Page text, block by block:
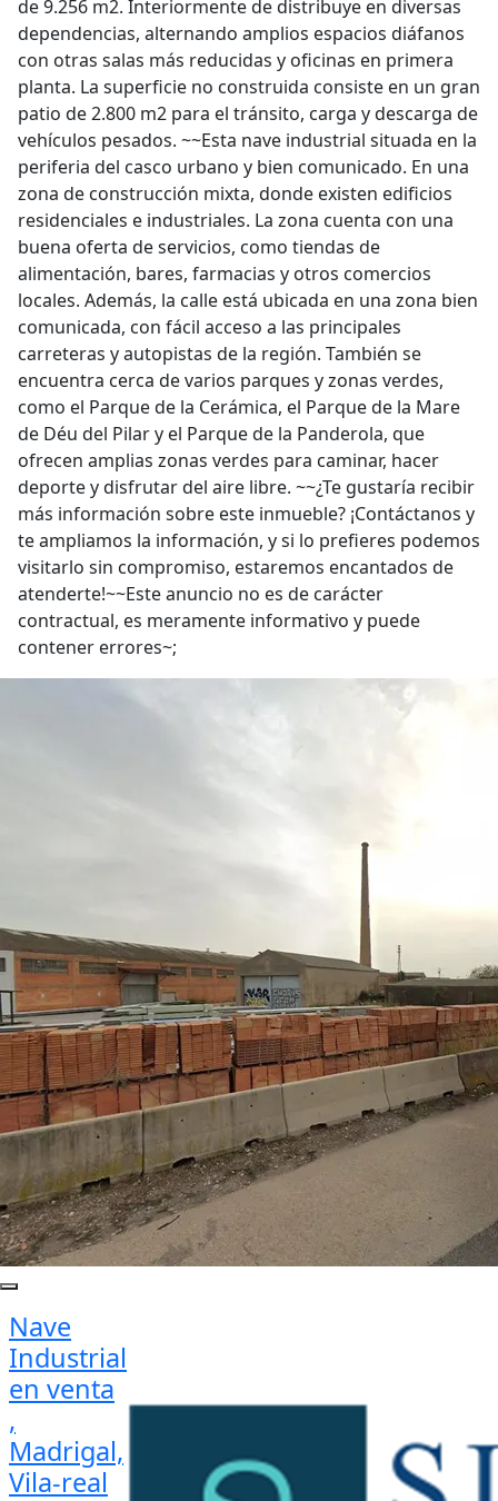
de 9.256 m2. Interiormente de distribuye en diversas
dependencias, alternando amplios espacios diáfanos
con otras salas más reducidas y oficinas en primera
planta. La superficie no construida consiste en un gran
patio de 2.800 m2 para el tránsito, carga y descarga de
vehículos pesados. ~~Esta nave industrial situada en la
periferia del casco urbano y bien comunicado. En una
zona de construcción mixta, donde existen edificios
residenciales e industriales. La zona cuenta con una
buena oferta de servicios, como tiendas de
alimentación, bares, farmacias y otros comercios
locales. Además, la calle está ubicada en una zona bien
comunicada, con fácil acceso a las principales
carreteras y autopistas de la región. También se
encuentra cerca de varios parques y zonas verdes,
como el Parque de la Cerámica, el Parque de la Mare
de Déu del Pilar y el Parque de la Panderola, que
ofrecen amplias zonas verdes para caminar, hacer
deporte y disfrutar del aire libre. ~~¿Te gustaría recibir
más información sobre este inmueble? ¡Contáctanos y
te ampliamos la información, y si lo prefieres podemos
visitarlo sin compromiso, estaremos encantados de
atenderte!~~Este anuncio no es de carácter
contractual, es meramente informativo y puede
contener errores~;
Nave
Industrial
en venta
,
Madrigal,
Vila-real